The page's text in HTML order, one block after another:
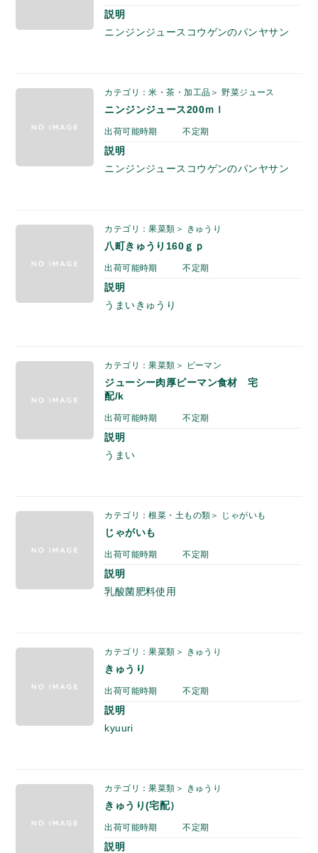
説明
ニンジンジュースコウゲンのパンヤサン
カテゴリ：米・茶・加工品＞ 野菜ジュース
ニンジンジュース200ｍｌ
出荷可能時期 不定期
説明
ニンジンジュースコウゲンのパンヤサン
カテゴリ：果菜類＞ きゅうり
八町きゅうり160ｇｐ
出荷可能時期 不定期
説明
うまいきゅうり
カテゴリ：果菜類＞ ピーマン
ジューシー肉厚ピーマン食材 宅
配/k
出荷可能時期 不定期
説明
うまい
カテゴリ：根菜・土もの類＞ じゃがいも
じゃがいも
出荷可能時期 不定期
説明
乳酸菌肥料使用
カテゴリ：果菜類＞ きゅうり
きゅうり
出荷可能時期 不定期
説明
kyuuri
カテゴリ：果菜類＞ きゅうり
きゅうり(宅配）
出荷可能時期 不定期
説明